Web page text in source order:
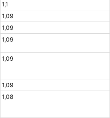
1,1
1,09
1,09
1,09
1,09
1,09
1,08